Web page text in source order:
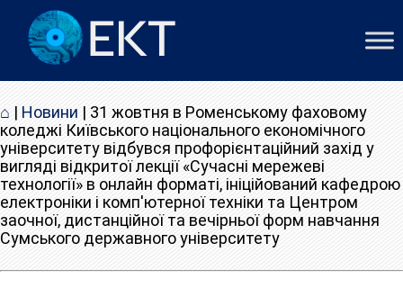
⌂ | Новини | 31 жовтня в Роменському фаховому
коледжі Київського національного економічного
університету відбувся профорієнтаційний захід у
вигляді відкритої лекції «Сучасні мережеві
технології» в онлайн форматі, ініційований кафедрою
електроніки і комп'ютерної техніки та Центром
заочної, дистанційної та вечірньої форм навчання
Сумського державного університету